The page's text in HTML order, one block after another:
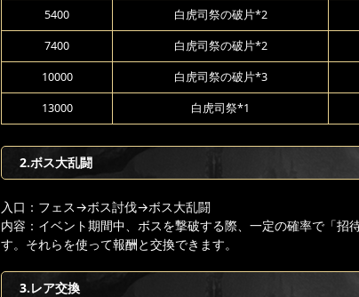
5400 白虎司祭の破片*2
7400 白虎司祭の破片*2
10000 白虎司祭の破片*3
13000 白虎司祭*1
2.ボス大乱闘
入口：フェス→ボス討伐→ボス大乱闘
内容：イベント期間中、ボスを撃破する際、一定の確率で「招
す。それらを使って報酬と交換できます。
3.レア交換